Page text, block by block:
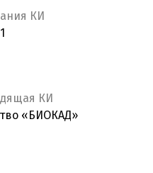
КИ
КИ
«БИОКАД»